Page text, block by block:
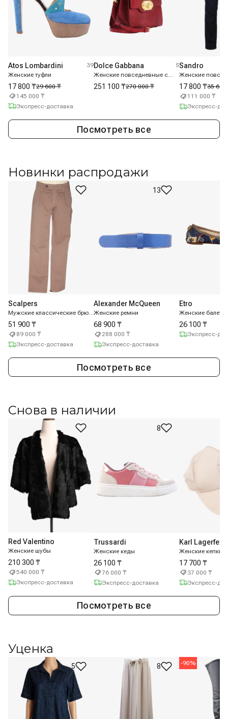
Atos Lombardini
Женские туфли
39
29 600 ₸
17 800 ₸
145 000 ₸
Экспресс-доставка
Dolce Gabbana S
270 000 ₸
251 100 ₸
Sandro
35 600
17 800 ₸
111 000 ₸
Экспресс-
Посмотреть все
Новинки распродажи
Scalpers
Мужские классические брюки
51 900 ₸
89 000 ₸
Экспресс-доставка
13
Alexander McQueen
Женские ремни
68 900 ₸
288 000 ₸
Экспресс-доставка
Etro
Женские балетки
26 100 ₸
Экспресс-
Посмотреть все
Снова в наличии
Red Valentino
Женские шубы
210 300 ₸
540 000 ₸
Экспресс-доставка
8
Trussardi
Женские кеды
26 100 ₸
76 000 ₸
Экспресс-доставка
Karl Lagerfeld
Женские кепки
17 700 ₸
37 000 ₸
Экспресс-
Посмотреть все
Уценка
5 8 -90%